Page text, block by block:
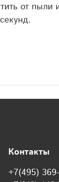
от пыли
Контакты
+7(495)